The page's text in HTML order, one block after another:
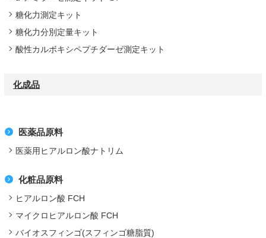
糖化力測定キット
糖化力分別定量キット
酸性カルボキシペプチダーゼ測定キット
化成品
医薬品原料
医薬用ヒアルロン酸ナトリム
化粧品原料
ヒアルロン酸 FCH
マイクロヒアルロン酸 FCH
バイオスフィンゴ(スフィンゴ糖脂質)